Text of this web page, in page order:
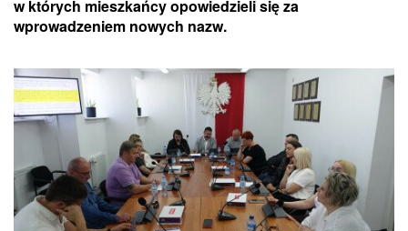
w których mieszkańcy opowiedzieli się za
wprowadzeniem nowych nazw.